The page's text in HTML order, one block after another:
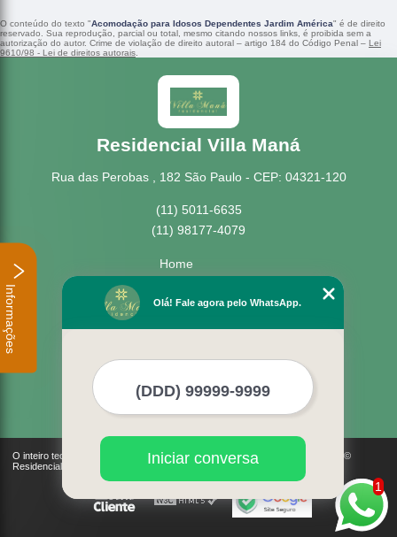
O conteúdo do texto "Acomodação para Idosos Dependentes Jardim América" é de direito
reservado. Sua reprodução, parcial ou total, mesmo citando nossos links, é proibida sem a
autorização do autor. Crime de violação de direito autoral – artigo 184 do Código Penal – Lei
9610/98 - Lei de direitos autorais
Residencial Villa Maná
Rua das Perobas , 182 São Paulo - CEP: 04321-120
(11) 5011-6635
(11) 98177-4079
Home
Missão
Mais Serviços
O inteiro teor deste site está sujeito à proteção de direitos autorais. Copyright©
Residencial Villa Maná (Lei 9610 de 19/02/1998)
1
Olá! Fale agora pelo WhatsApp.
Iniciar conversa
Informações